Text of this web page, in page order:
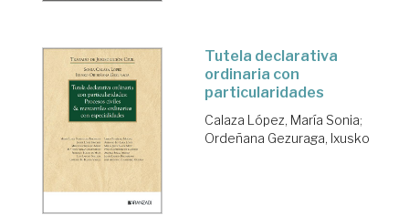
Tutela declarativa
ordinaria con
particularidades
Calaza López, María Sonia;
Ordeñana Gezuraga, Ixusko